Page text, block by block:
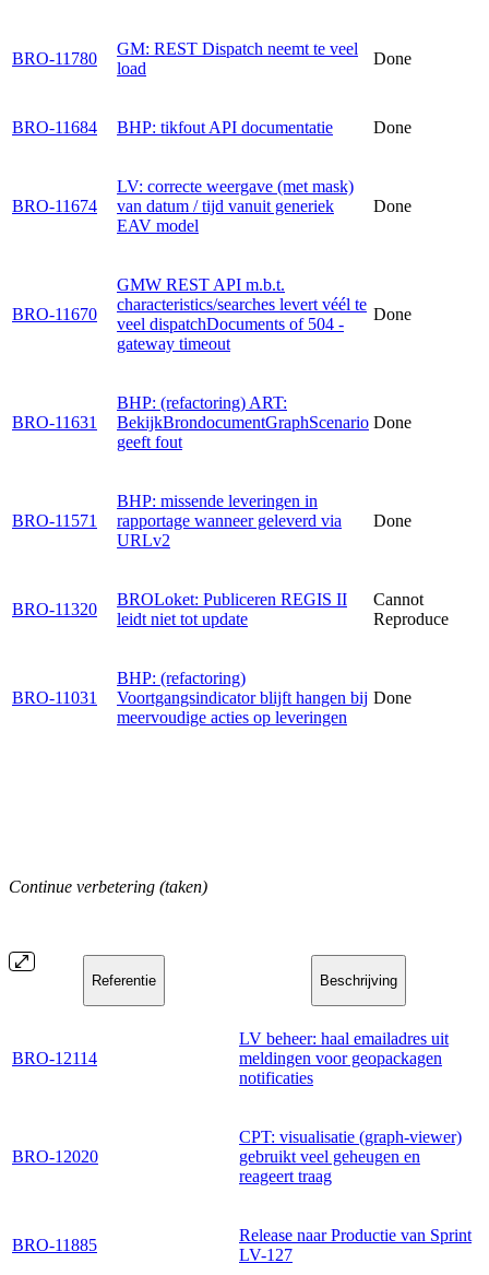
BRO-11780
GM: REST Dispatch neemt te veel
load
Done
BRO-11684 BHP: tikfout API documentatie Done
BRO-11674
LV: correcte weergave (met mask)
van datum / tijd vanuit generiek
EAV model
Done
BRO-11670
GMW REST API m.b.t.
characteristics/searches levert véél te
veel dispatchDocuments of 504 -
gateway timeout
Done
BRO-11631
BHP: (refactoring) ART:
BekijkBrondocumentGraphScenario
geeft fout
Done
BRO-11571
BHP: missende leveringen in
rapportage wanneer geleverd via
URLv2
Done
BRO-11320
BROLoket: Publiceren REGIS II
leidt niet tot update
Cannot
Reproduce
BRO-11031
BHP: (refactoring)
Voortgangsindicator blijft hangen bij
meervoudige acties op leveringen
Done
Continue verbetering (taken)
Referentie Beschrijving
BRO-12114
LV beheer: haal emailadres uit
meldingen voor geopackagen
notificaties
BRO-12020
CPT: visualisatie (graph-viewer)
gebruikt veel geheugen en
reageert traag
BRO-11885
Release naar Productie van Sprint
LV-127